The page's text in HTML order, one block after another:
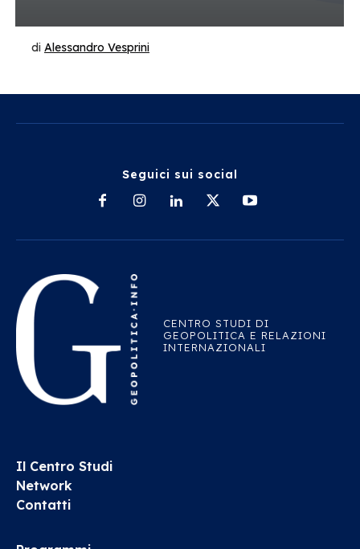
di Alessandro Vesprini
Seguici sui social
CENTRO STUDI DI
GEOPOLITICA E RELAZIONI
INTERNAZIONALI
Il Centro Studi
Network
Contatti